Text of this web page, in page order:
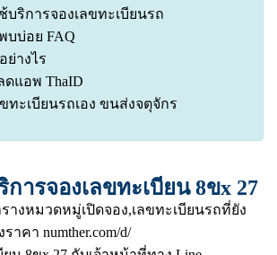
ริการจองเลขทะเบียนรถ
บบ่อย FAQ
ย่างไร
แอพ ThaID
ทะเบียนรถเอง ขนส่งจตุจักร
ารจองเลขทะเบียน 8ขx 27
างหมวดหมู่เปิดจอง,เลขทะเบียนรถที่ยัง
ราคา numther.com/d/